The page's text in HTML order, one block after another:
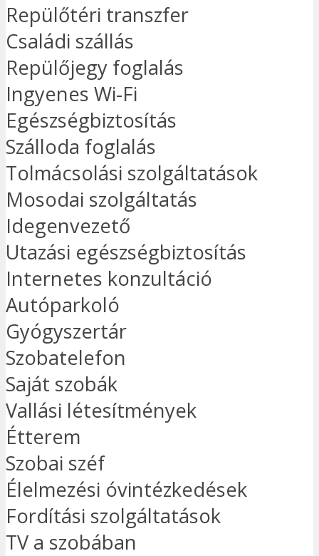
Repülőtéri transzfer
Családi szállás
Repülőjegy foglalás
Ingyenes Wi-Fi
Egészségbiztosítás
Szálloda foglalás
Tolmácsolási szolgáltatások
Mosodai szolgáltatás
Idegenvezető
Utazási egészségbiztosítás
Internetes konzultáció
Autóparkoló
Gyógyszertár
Szobatelefon
Saját szobák
Vallási létesítmények
Étterem
Szobai széf
Élelmezési óvintézkedések
Fordítási szolgáltatások
TV a szobában